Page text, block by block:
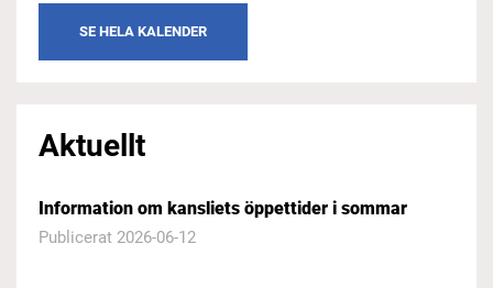
SE HELA KALENDER
Aktuellt
Information om kansliets öppettider i sommar
Publicerat 2026-06-12